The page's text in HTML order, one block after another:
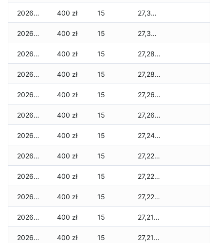
2026-06-10 400 zł 15 27,390 zł
2026-06-09 400 zł 15 27,340 zł
2026-06-07 400 zł 15 27,280 zł
2026-06-06 400 zł 15 27,280 zł
2026-06-05 400 zł 15 27,260 zł
2026-06-04 400 zł 15 27,260 zł
2026-06-03 400 zł 15 27,240 zł
2026-06-02 400 zł 15 27,220 zł
2026-06-01 400 zł 15 27,220 zł
2026-05-31 400 zł 15 27,220 zł
2026-05-30 400 zł 15 27,210 zł
2026-05-29 400 zł 15 27,210 zł